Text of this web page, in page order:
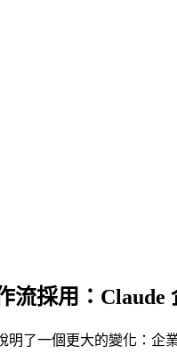
流採用：Claude
明了一個更大的變化：